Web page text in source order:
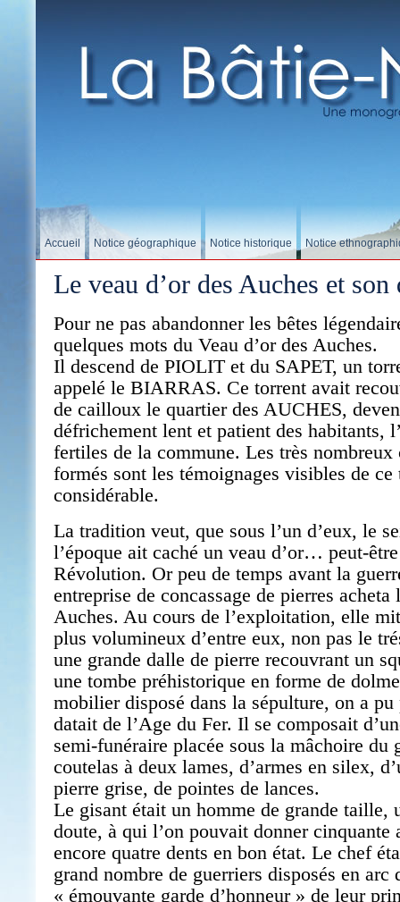
Accueil Notice géographique Notice historique Notice
Le veau d’or des Auches et son
Pour ne pas abandonner les bêtes
quelques mots du Veau d’or des Auches.
Il descend de PIOLIT et du SAPET, un
appelé le BIARRAS. Ce torrent avait
de cailloux le quartier des AUCHES,
défrichement lent et patient des habitants,
fertiles de la commune. Les très nombreux
formés sont les témoignages visibles de
considérable.
La tradition veut, que sous l’un d’eux, le
l’époque ait caché un veau d’or… peut-
Révolution. Or peu de temps avant la
entreprise de concassage de pierres acheta
Auches. Au cours de l’exploitation, elle
plus volumineux d’entre eux, non pas le
une grande dalle de pierre recouvrant un
une tombe préhistorique en forme de
mobilier disposé dans la sépulture, on a pu
datait de l’Age du Fer. Il se composait
semi-funéraire placée sous la mâchoire du
coutelas à deux lames, d’armes en silex,
pierre grise, de pointes de lances.
Le gisant était un homme de grande taille,
doute, à qui l’on pouvait donner cinquante
encore quatre dents en bon état. Le chef
grand nombre de guerriers disposés en arc
« émouvante garde d’honneur » de leur